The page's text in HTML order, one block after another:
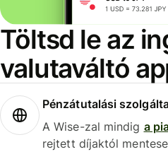
Töltsd le az
valutaváltó
Pénzátutalási
A Wise-zal mindig a
rejtett díjaktól